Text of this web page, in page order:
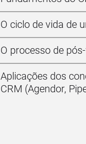
O ciclo de vida de
O processo de
Aplicações dos
CRM (Agendor,